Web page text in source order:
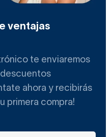
ventajas
te enviaremos
ahora y recibirás
primera compra!